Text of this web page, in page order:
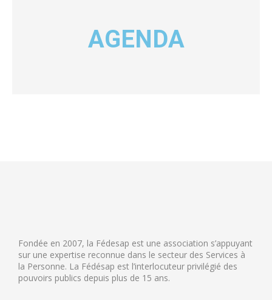
AGENDA
Fondée en 2007, la Fédesap est une association s’appuyant
sur une expertise reconnue dans le secteur des Services à
la Personne. La Fédésap est l’interlocuteur privilégié des
pouvoirs publics depuis plus de 15 ans.